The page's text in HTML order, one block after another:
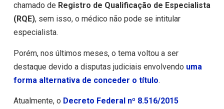
chamado de Registro de Qualificação de Especialista
(RQE), sem isso, o médico não pode se intitular
especialista.
Porém, nos últimos meses, o tema voltou a ser
destaque devido a disputas judiciais envolvendo uma
forma alternativa de conceder o título.
Atualmente, o Decreto Federal nº 8.516/2015